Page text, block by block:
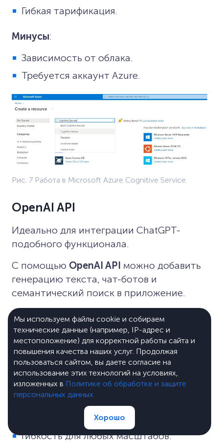
Гибкая тарификация.
Минусы:
Зависимость от облака.
Требуется аккаунт Azure.
Рис. 7 Работа в Microsoft Azure Cognitive Service
OpenAI API
Идеально для интеграции ChatGPT-
подобного функционала.
С помощью OpenAI API можно добавить
генерацию текста, чат-ботов и
семантический поиск в приложение.
Ключевые особенности
Генерация и анализ текста (GPT-4o).
Поддержка Python и JavaScript.
Настройка под свои задачи.
Плюсы:
Передовые NLP-модели.
Гибкость для любых масштабов.
Мы используем файлы cookie и собираем
технические данные (например, IP-адрес и
местоположение) для корректной работы сайта и
повышения качества наших услуг. Продолжая
пользоваться сайтом, вы даете согласие на
использование этих технологий на условиях,
изложенных в Политике об обработке и защите
персональных данных
Хорошо